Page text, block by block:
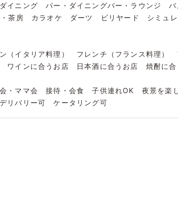
イニング バー・ダイニングバー・ラウンジ
茶房 カラオケ ダーツ ビリヤード シミュ
（イタリア料理） フレンチ（フランス料理）
ワインに合うお店 日本酒に合うお店
焼酎に
・ママ会 接待・会食 子供連れOK 夜景を楽
デリバリー可 ケータリング可